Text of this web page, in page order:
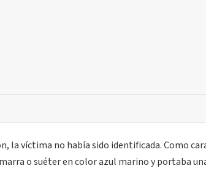
la víctima no había sido identificada. Como
o suéter en color azul marino y portaba